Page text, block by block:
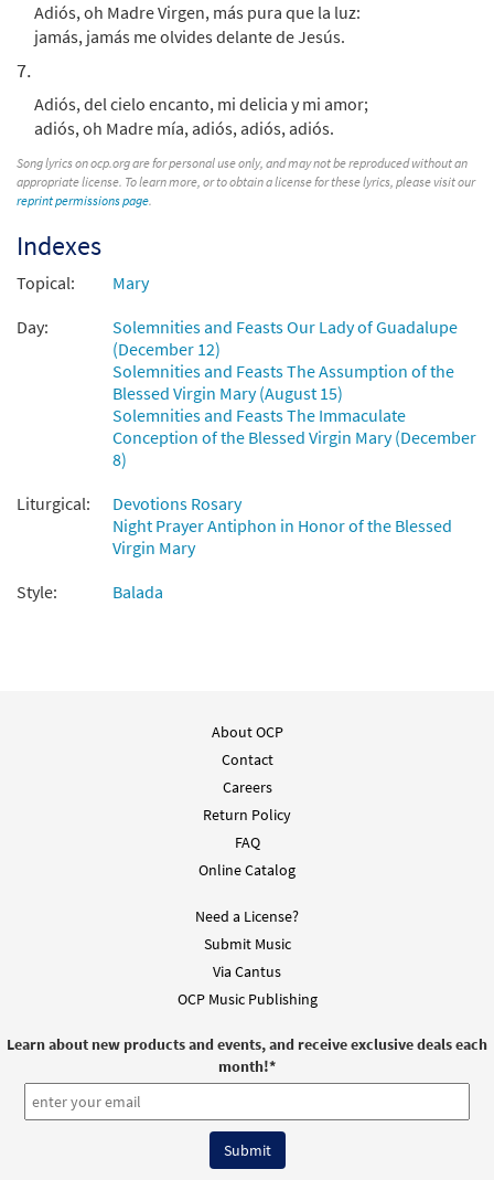
Adiós, oh Madre Virgen, más pura que la luz:
jamás, jamás me olvides delante de Jesús.
7.
Adiós, del cielo encanto, mi delicia y mi amor;
adiós, oh Madre mía, adiós, adiós, adiós.
Song lyrics on ocp.org are for personal use only, and may not be reproduced without an
appropriate license. To learn more, or to obtain a license for these lyrics, please visit our
reprint permissions page.
Indexes
Topical:
Mary
Day:
Solemnities and Feasts Our Lady of Guadalupe
(December 12)
Solemnities and Feasts The Assumption of the
Blessed Virgin Mary (August 15)
Solemnities and Feasts The Immaculate
Conception of the Blessed Virgin Mary (December
8)
Liturgical:
Devotions Rosary
Night Prayer Antiphon in Honor of the Blessed
Virgin Mary
Style:
Balada
About OCP
Contact
Careers
Return Policy
FAQ
Online Catalog
Need a License?
Submit Music
Via Cantus
OCP Music Publishing
Learn about new products and events, and receive exclusive deals each
month!*